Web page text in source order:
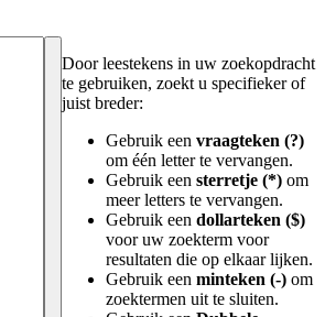
Door leestekens in uw zoekopdracht
te gebruiken, zoekt u specifieker of
juist breder:
Gebruik een vraagteken (?)
om één letter te vervangen.
Gebruik een sterretje (*) om
meer letters te vervangen.
Gebruik een dollarteken ($)
voor uw zoekterm voor
resultaten die op elkaar lijken.
Gebruik een minteken (-) om
zoektermen uit te sluiten.